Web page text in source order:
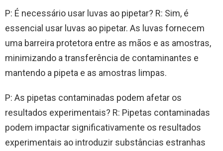
P: É necessário usar luvas ao pipetar? R: Sim, é
essencial usar luvas ao pipetar. As luvas fornecem
uma barreira protetora entre as mãos e as amostras,
minimizando a transferência de contaminantes e
mantendo a pipeta e as amostras limpas.
P: As pipetas contaminadas podem afetar os
resultados experimentais? R: Pipetas contaminadas
podem impactar significativamente os resultados
experimentais ao introduzir substâncias estranhas